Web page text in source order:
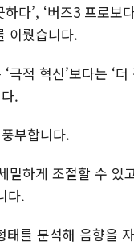
다’, ‘버즈3 프로보
이뤘습니다.
극적 혁신’보다는 ‘
.
부합니다.
밀하게 조절할 수 있
다.
태를 분석해 음향을